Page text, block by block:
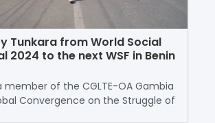
Tunkara from World Social
2024 to the next WSF in Benin
member of the CGLTE-OA Gambia
Convergence on the Struggle of